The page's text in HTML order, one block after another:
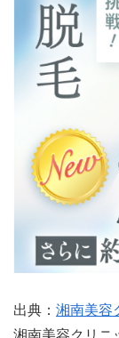
出典： 湘南美容
湘南美容クリ